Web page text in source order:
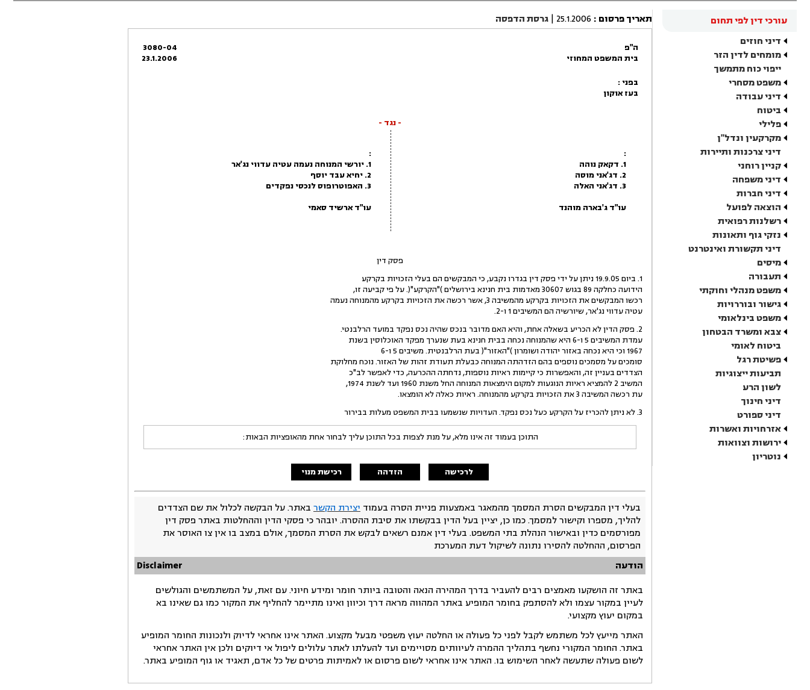
עורכי דין לפי תחום
דיני חוזים
מומחים לדין הזר
ייפוי כוח מתמשך
משפט מסחרי
דיני עבודה
ביטוח
פלילי
מקרקעין ונדל"ן
דיני צרכנות ותיירות
קניין רוחני
דיני משפחה
דיני חברות
הוצאה לפועל
רשלנות רפואית
נזקי גוף ותאונות
דיני תקשורת ואינטרנט
מיסים
תעבורה
משפט מנהלי וחוקתי
גישור ובוררויות
משפט בינלאומי
צבא ומשרד הבטחון
ביטוח לאומי
פשיטת רגל
תביעות ייצוגיות
לשון הרע
דיני חינוך
דיני ספורט
אזרחויות ואשרות
ירושות וצוואות
נוטריון
תאריך פרסום :
25.1.2006
| גרסת הדפסה
ה"פ
בית המשפט המחוזי
3080-04
23.1.2006
בפני :
בעז אוקון
- נגד -
:
1. דקאק נוהה
2. דג'אני מוסה
3. דג'אני האלה
עו"ד ג'בארה מוהנד
:
1. יורשי המנוחה נעמה עטיה עדווי נג'אר
2. יחיא עבד יוסף
3. האפוטרופוס לנכסי נפקדים
עו"ד ארשיד סאמי
פסק דין
1. ביום 19.9.05 ניתן על ידי פסק דין בגדרו נקבע, כי המבקשים הם בעלי הזכויות בקרקע
הידועה כחלקה 89 בגוש 30607 מאדמות בית חנינא בירושלים )"הקרקע"(. על פי קביעה זו,
רכשו המבקשים את הזכויות בקרקע מהמשיבה 3, אשר רכשה את הזכויות בקרקע מהמנוחה נעמה
עטיה עדווי נג'אר, שיורשיה הם המשיבים 1 ו-2.
2. פסק הדין לא הכריע בשאלה אחת, והיא האם מדובר בנכס שהיה נכס נפקד במועד הרלבנטי.
עמדת המשיבים 5 ו-6 היא שהמנוחה נכחה בבית חנינא בעת שנערך מפקד האוכלוסין בשנת
1967 וכי היא נכחה באזור יהודה ושומרון )"האזור"( בעת הרלבנטית. משיבים 5 ו-6
סומכים על מסמכים נוספים בהם הזדהתה המנוחה כבעלת תעודת זהות של האזור. נוכח מחלוקת
הצדדים בעניין זה, והאפשרות כי קיימות ראיות נוספות, נדחתה ההכרעה, כדי לאפשר לב"כ
המשיב 2 להמציא ראיות הנוגעות למקום הימצאות המנוחה החל משנת 1960 ועד לשנת 1974,
עת רכשה המשיבה 3 את הזכויות בקרקע מהמנוחה. ראיות כאלה לא הומצאו.
3. לא ניתן להכריז על הקרקע כעל נכס נפקד. העדויות שנשמעו בבית המשפט מעלות בבירור
התוכן בעמוד זה אינו מלא, על מנת לצפות בכל התוכן עליך לבחור אחת מהאופציות הבאות:
לרכישה הזדהה רכישת מנוי
בעלי דין המבקשים הסרת המסמך מהמאגר באמצעות פניית הסרה בעמוד יצירת הקשר באתר. על הבקשה לכלול את שם הצדדים
להליך, מספרו וקישור למסמך. כמו כן, יציין בעל הדין בבקשתו את סיבת ההסרה. יובהר כי פסקי הדין וההחלטות באתר פסק דין
מפורסמים כדין ובאישור הנהלת בתי המשפט. בעלי דין אמנם רשאים לבקש את הסרת המסמך, אולם במצב בו אין צו האוסר את
הפרסום, ההחלטה להסירו נתונה לשיקול דעת המערכת
הודעה
Disclaimer
באתר זה הושקעו מאמצים רבים להעביר בדרך המהירה הנאה והטובה ביותר חומר ומידע חיוני. עם זאת, על המשתמשים והגולשים
לעיין במקור עצמו ולא להסתפק בחומר המופיע באתר המהווה מראה דרך וכיוון ואינו מתיימר להחליף את המקור כמו גם שאינו בא
במקום יעוץ מקצועי.
האתר מייעץ לכל משתמש לקבל לפני כל פעולה או החלטה יעוץ משפטי מבעל מקצוע. האתר אינו אחראי לדיוק ולנכונות החומר המופיע
באתר. החומר המקורי נחשף בתהליך ההמרה לעיוותים מסויימים ועד להעלתו לאתר עלולים ליפול אי דיוקים ולכן אין האתר אחראי
לשום פעולה שתעשה לאחר השימוש בו. האתר אינו אחראי לשום פרסום או לאמיתות פרטים של כל אדם, תאגיד או גוף המופיע באתר.